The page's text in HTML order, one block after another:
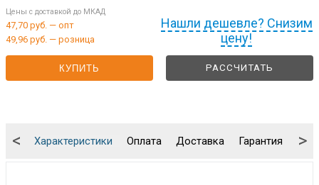
Нашли дешевле? Снизим
цену!
Цены с доставкой до МКАД
47,70 руб. — опт
49,96 руб. — розница
КУПИТЬ РАССЧИТАТЬ
Характеристики Оплата Доставка Гарантия
< >